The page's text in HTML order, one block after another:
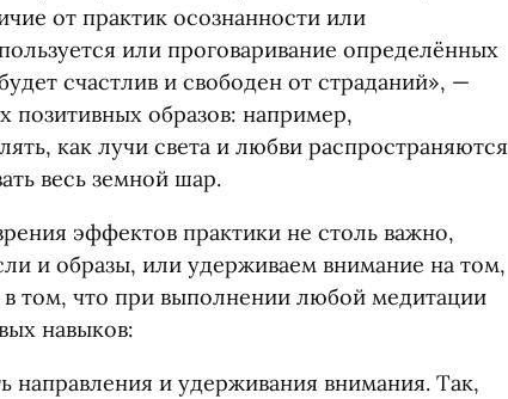
от практик осознанности или
или проговаривание определённых
счастлив и свободен от страданий», —
позитивных образов: например,
как лучи света и любви распространяются
весь земной шар.
эффектов практики не столь важно,
и образы, или удерживаем внимание на том,
в том, что при выполнении любой медитации
навыков:
направления и удерживания внимания. Так,